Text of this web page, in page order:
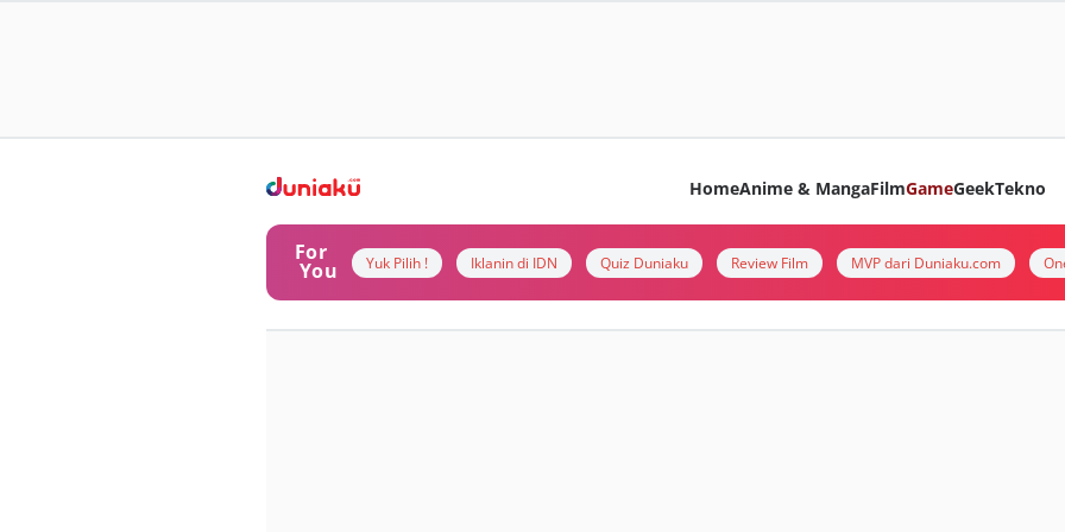
HomeAnime & MangaFilmGameGeekTekno
For
You Yuk Pilih ! Iklanin di IDN Quiz Duniaku Review Film MVP dari Duniaku.com